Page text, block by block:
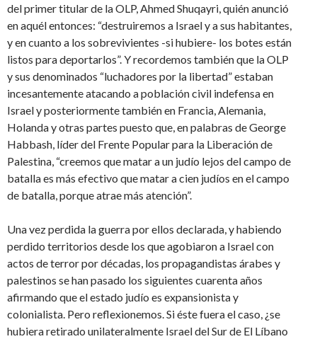
del primer titular de la OLP, Ahmed Shuqayri, quién anunció
en aquél entonces: “destruiremos a Israel y a sus habitantes,
y en cuanto a los sobrevivientes -si hubiere- los botes están
listos para deportarlos”. Y recordemos también que la OLP
y sus denominados “luchadores por la libertad” estaban
incesantemente atacando a población civil indefensa en
Israel y posteriormente también en Francia, Alemania,
Holanda y otras partes puesto que, en palabras de George
Habbash, líder del Frente Popular para la Liberación de
Palestina, “creemos que matar a un judío lejos del campo de
batalla es más efectivo que matar a cien judíos en el campo
de batalla, porque atrae más atención”.
Una vez perdida la guerra por ellos declarada, y habiendo
perdido territorios desde los que agobiaron a Israel con
actos de terror por décadas, los propagandistas árabes y
palestinos se han pasado los siguientes cuarenta años
afirmando que el estado judío es expansionista y
colonialista. Pero reflexionemos. Si éste fuera el caso, ¿se
hubiera retirado unilateralmente Israel del Sur de El Líbano